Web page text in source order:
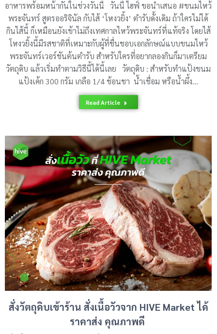
อาหารพร้อมหน้ากันในช่วงวันนี้ วันนี้ ไฮฟ์ ขอนำเสนอ #ขนมไหว้
พระจันทร์ สูตรออริจินัล กับไส้ ‘โหงวยิ้ง’ ตำรับดั้งเดิม ถ้าใครไม่ได้
กินไส้นี้ ก็เหมือนยังเข้าไม่ถึงเทศกาลไหว้พระจันทร์ที่แท้จริง โดยไส้
โหงวยิ้งนี้มีรสชาติที่เหมาะกับผู้ที่ชื่นชอบเอกลักษณ์แบบขนมไหว้
พระจันทร์เวอร์ชันต้นตำรับ สำหรับใครที่อยากลองกินก็มาเตรียม
วัตถุดิบ แล้วเริ่มทำตามวิธีนี้ได้นี้เลย วัตถุดิบ : สำหรับทำแป้งขนม
แป้งเค้ก 300 กรัม เกลือ 1/4 ช้อนชา น้ำเชื่อม หรือน้ำผึ้ง…
Read Article
สั่งวัตถุดิบเข้าร้าน สั่งเนื้อวัวจาก HIVE Market ได้
ราคาส่ง คุณภาพดี